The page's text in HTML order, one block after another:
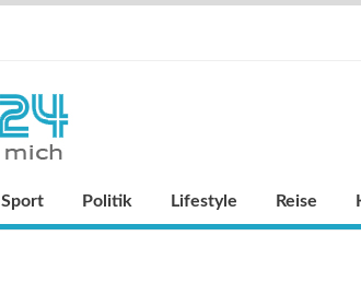
Sport Politik Lifestyle Reise